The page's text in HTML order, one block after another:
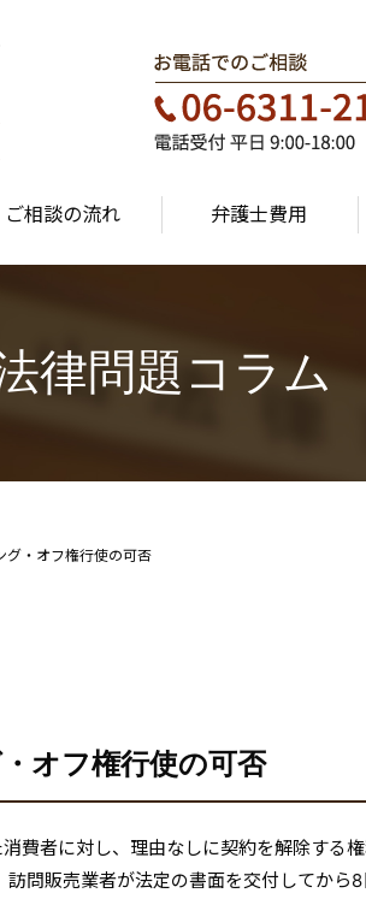
ご相談の流れ 弁護士費用
律問題コラム
グ・オフ権行使の可否
オフ権行使の可否
費者に対し、理由なしに契約を解除する
問販売業者が法定の書面を交付してから8